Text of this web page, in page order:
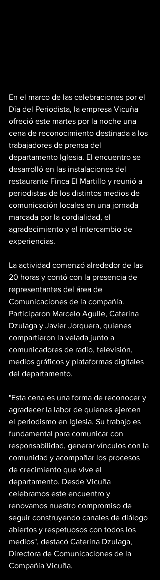
En el marco de las celebraciones por el
Día del Periodista, la empresa Vicuña
ofreció este martes por la noche una
cena de reconocimiento destinada a los
trabajadores de prensa del
departamento Iglesia. El encuentro se
desarrolló en las instalaciones del
restaurante Finca El Martillo y reunió a
periodistas de los distintos medios de
comunicación locales en una jornada
marcada por la cordialidad, el
agradecimiento y el intercambio de
experiencias.
La actividad comenzó alrededor de las
20 horas y contó con la presencia de
representantes del área de
Comunicaciones de la compañía.
Participaron Marcelo Agulle, Caterina
Dzulaga y Javier Jorquera, quienes
compartieron la velada junto a
comunicadores de radio, televisión,
medios gráficos y plataformas digitales
del departamento.
"Esta cena es una forma de reconocer y
agradecer la labor de quienes ejercen
el periodismo en Iglesia. Su trabajo es
fundamental para comunicar con
responsabilidad, generar vínculos con la
comunidad y acompañar los procesos
de crecimiento que vive el
departamento. Desde Vicuña
celebramos este encuentro y
renovamos nuestro compromiso de
seguir construyendo canales de diálogo
abiertos y respetuosos con todos los
medios", destacó Caterina Dzulaga,
Directora de Comunicaciones de la
Compañia Vicuña.